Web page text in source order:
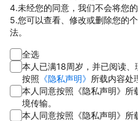
4.未经您的同意，我们不会将您
5.您可以查看、修改或删除您的
法。
全选
本人已满18周岁，并已阅读、
按照 《隐私声明》 所载内容处
本人同意按照《隐私声明》所
境传输。
本人同意按照《隐私声明》所